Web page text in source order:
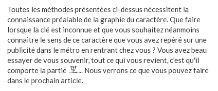
Toutes les méthodes présentées ci-dessus nécessitent la
connaissance préalable de la graphie du caractère. Que faire
lorsque la clé est inconnue et que vous souhaitez néanmoins
connaitre le sens de ce caractère que vous avez repéré sur une
publicité dans le métro en rentrant chez vous ? Vous avez beau
essayer de vous souvenir, tout ce qui vous revient, c'est qu'il
comporte la partie 里 ... Nous verrons ce que vous pouvez faire
dans le prochain article.